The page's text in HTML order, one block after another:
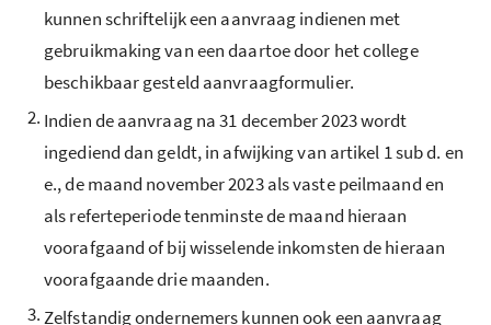
kunnen schriftelijk een aanvraag indienen met
gebruikmaking van een daartoe door het college
beschikbaar gesteld aanvraagformulier.
2. Indien de aanvraag na 31 december 2023 wordt
ingediend dan geldt, in afwijking van artikel 1 sub d. en
e., de maand november 2023 als vaste peilmaand en
als referteperiode tenminste de maand hieraan
voorafgaand of bij wisselende inkomsten de hieraan
voorafgaande drie maanden.
3.Zelfstandig ondernemers kunnen ook een aanvraag